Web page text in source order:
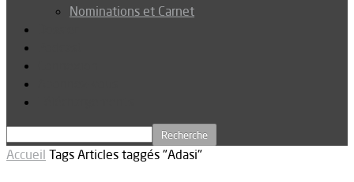
Nominations et Carnet
Accueil Tags Articles taggés "Adasi"